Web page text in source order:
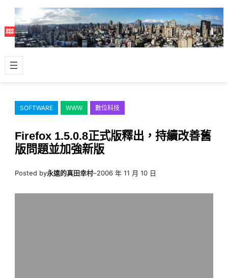
主
容
SOFTWARE WWW 數位科技
Firefox 1.5.0.8正式版釋出，持續改善舊
版問題並加強新版
Posted by永遠的真田幸村–2006 年 11 月 10 日